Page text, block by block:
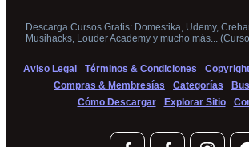
Descarga Cursos Gratis: Domestika, Udemy,
Musihacks, Louder Academy y mucho más...
Aviso Legal Términos & Condiciones
Compras & Membresías
Categorías
Cómo Descargar
Explorar Sitio